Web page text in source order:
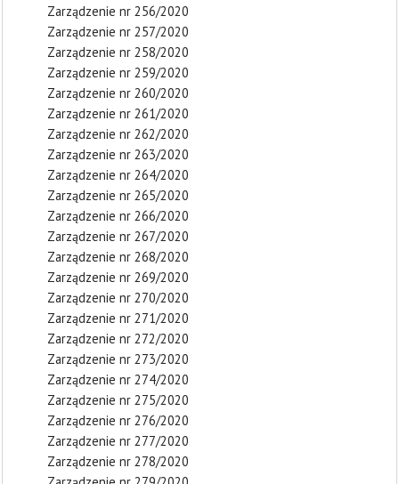
Zarządzenie nr 256/2020
Zarządzenie nr 257/2020
Zarządzenie nr 258/2020
Zarządzenie nr 259/2020
Zarządzenie nr 260/2020
Zarządzenie nr 261/2020
Zarządzenie nr 262/2020
Zarządzenie nr 263/2020
Zarządzenie nr 264/2020
Zarządzenie nr 265/2020
Zarządzenie nr 266/2020
Zarządzenie nr 267/2020
Zarządzenie nr 268/2020
Zarządzenie nr 269/2020
Zarządzenie nr 270/2020
Zarządzenie nr 271/2020
Zarządzenie nr 272/2020
Zarządzenie nr 273/2020
Zarządzenie nr 274/2020
Zarządzenie nr 275/2020
Zarządzenie nr 276/2020
Zarządzenie nr 277/2020
Zarządzenie nr 278/2020